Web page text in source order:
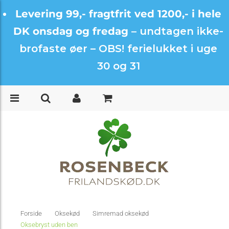
Levering 99,- fragtfrit ved 1200,- i hele
DK onsdag og fredag – undtagen ikke-
brofaste øer – OBS! ferielukket i uge
30 og 31
Forside Oksekød
Simremad oksekød
Oksebryst uden ben